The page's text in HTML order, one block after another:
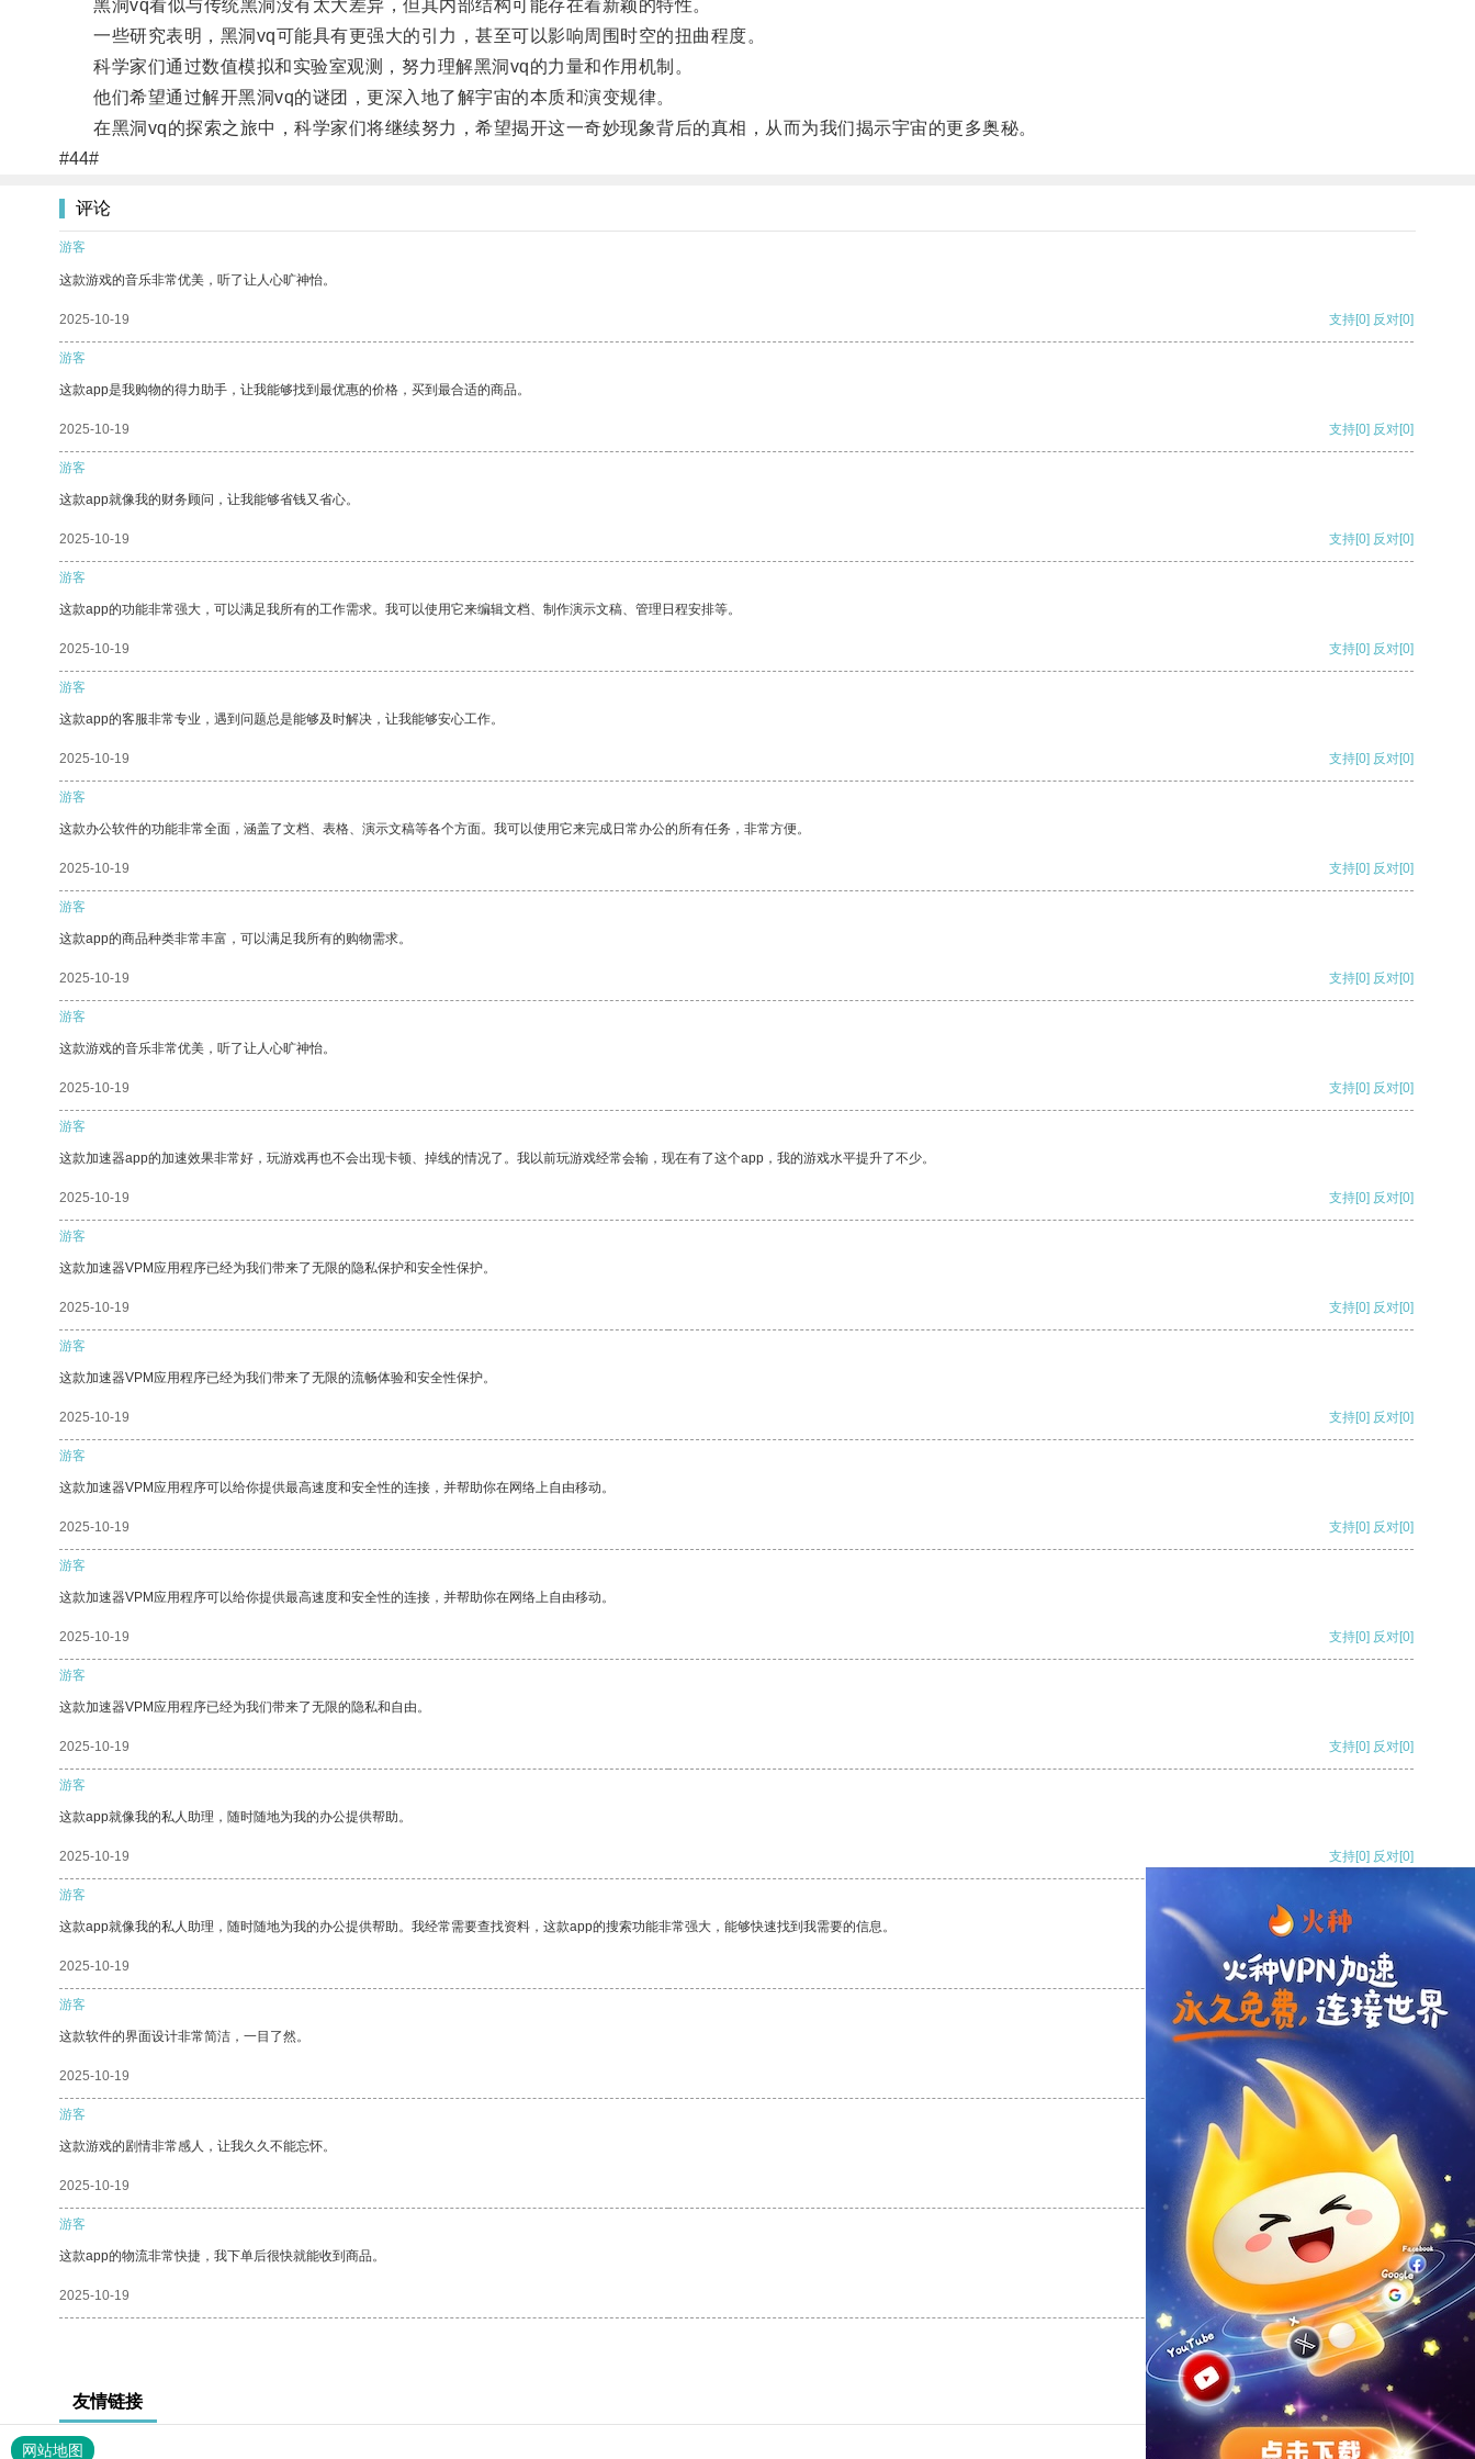
黑洞vq看似与传统黑洞没有太大差异，但其内部结构可能存在着新颖的特性。
一些研究表明，黑洞vq可能具有更强大的引力，甚至可以影响周围时空的扭曲程度。
科学家们通过数值模拟和实验室观测，努力理解黑洞vq的力量和作用机制。
他们希望通过解开黑洞vq的谜团，更深入地了解宇宙的本质和演变规律。
在黑洞vq的探索之旅中，科学家们将继续努力，希望揭开这一奇妙现象背后的真相，从而为我们揭示宇宙的更多奥秘。
#44#
评论
游客
这款游戏的音乐非常优美，听了让人心旷神怡。
2025-10-19 支持[0] 反对[0]
游客
这款app是我购物的得力助手，让我能够找到最优惠的价格，买到最合适的商品。
2025-10-19 支持[0] 反对[0]
游客
这款app就像我的财务顾问，让我能够省钱又省心。
2025-10-19 支持[0] 反对[0]
游客
这款app的功能非常强大，可以满足我所有的工作需求。我可以使用它来编辑文档、制作演示文稿、管理日程安排等。
2025-10-19 支持[0] 反对[0]
游客
这款app的客服非常专业，遇到问题总是能够及时解决，让我能够安心工作。
2025-10-19 支持[0] 反对[0]
游客
这款办公软件的功能非常全面，涵盖了文档、表格、演示文稿等各个方面。我可以使用它来完成日常办公的所有任务，非常方便。
2025-10-19 支持[0] 反对[0]
游客
这款app的商品种类非常丰富，可以满足我所有的购物需求。
2025-10-19 支持[0] 反对[0]
游客
这款游戏的音乐非常优美，听了让人心旷神怡。
2025-10-19 支持[0] 反对[0]
游客
这款加速器app的加速效果非常好，玩游戏再也不会出现卡顿、掉线的情况了。我以前玩游戏经常会输，现在有了这个app，我的游戏水平提升了不少。
2025-10-19 支持[0] 反对[0]
游客
这款加速器VPM应用程序已经为我们带来了无限的隐私保护和安全性保护。
2025-10-19 支持[0] 反对[0]
游客
这款加速器VPM应用程序已经为我们带来了无限的流畅体验和安全性保护。
2025-10-19 支持[0] 反对[0]
游客
这款加速器VPM应用程序可以给你提供最高速度和安全性的连接，并帮助你在网络上自由移动。
2025-10-19 支持[0] 反对[0]
游客
这款加速器VPM应用程序可以给你提供最高速度和安全性的连接，并帮助你在网络上自由移动。
2025-10-19 支持[0] 反对[0]
游客
这款加速器VPM应用程序已经为我们带来了无限的隐私和自由。
2025-10-19 支持[0] 反对[0]
游客
这款app就像我的私人助理，随时随地为我的办公提供帮助。
2025-10-19 支持[0] 反对[0]
游客
这款app就像我的私人助理，随时随地为我的办公提供帮助。我经常需要查找资料，这款app的搜索功能非常强大，能够快速找到我需要的信息。
2025-10-19 支持[0] 反对
游客
这款软件的界面设计非常简洁，一目了然。
2025-10-19 支持
游客
这款游戏的剧情非常感人，让我久久不能忘怀。
2025-10-19 反对 [0]
游客
这款app的物流非常快捷，我下单后很快就能收到商品。
2025-10-19 支持[0] 反对[0]
友情链接
网站地图